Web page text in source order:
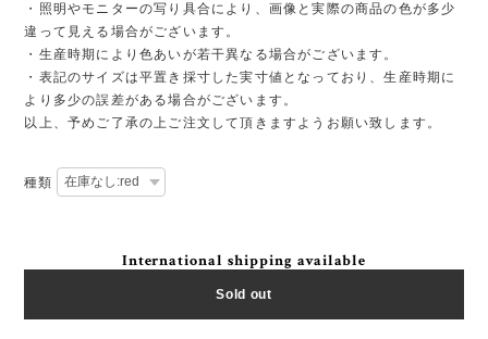
・照明やモニターの写り具合により、画像と実際の商品の色が多少
違って見える場合がございます。
・生産時期により色あいが若干異なる場合がございます。
・表記のサイズは平置き採寸した実寸値となっており、生産時期に
より多少の誤差がある場合がございます。
以上、予めご了承の上ご注文して頂きますようお願い致します。
種類
International shipping available
Sold out